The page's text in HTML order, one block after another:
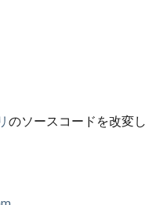
のソースコードを改変し